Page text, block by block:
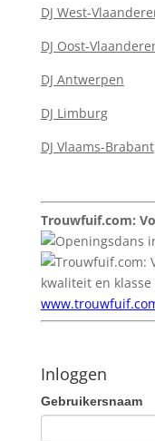
DJ West-
DJ Oost-
DJ Antwerpen
DJ Limburg
DJ Vlaams-Brabant
Trouwfuif.com:
kwaliteit en
Inloggen
Gebruikersnaam